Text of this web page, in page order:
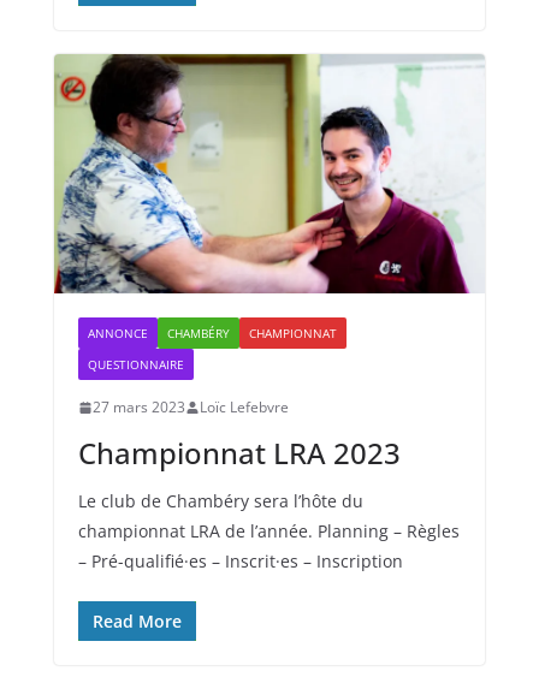
ANNONCE CHAMBÉRY
CHAMPIONNAT
QUESTIONNAIRE
27 mars 2023 Loïc Lefebvre
Championnat LRA 2023
Le club de Chambéry sera l’hôte du
championnat LRA de l’année. Planning – Règles
– Pré-qualifié·es – Inscrit·es – Inscription
Read More